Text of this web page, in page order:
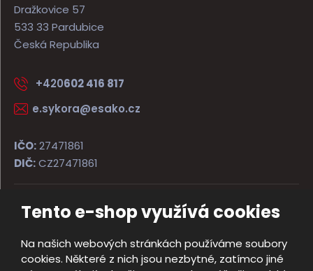
Tento e-shop využívá cookies
Na našich webových stránkách používáme soubory
cookies. Některé z nich jsou nezbytné, zatímco jiné
Dražkovice 57
533 33 Pardubice
Česká Republika
+420602 416 817
e.sykora@esako.cz
IČO:27471861
DIČ:CZ27471861
© 2026, ESAKO SÝKORA ARMS s.r.o.
Mapa stránek